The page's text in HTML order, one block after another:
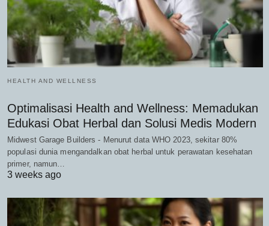
HEALTH AND WELLNESS
Optimalisasi Health and Wellness: Memadukan
Edukasi Obat Herbal dan Solusi Medis Modern
Midwest Garage Builders - Menurut data WHO 2023, sekitar 80%
populasi dunia mengandalkan obat herbal untuk perawatan kesehatan
primer, namun…
3 weeks ago